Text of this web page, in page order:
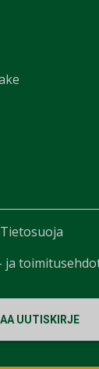
UUTISKIRJE
Tietosuoja
ja